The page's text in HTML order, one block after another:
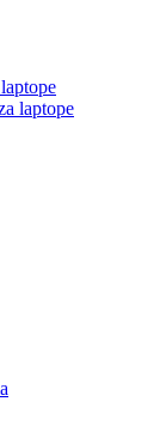
laptope